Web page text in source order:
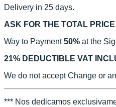
Delivery in 25 days.
ASK FOR THE TOTAL
Way to Payment50% at the
21% DEDUCTIBLE VAT
We do not accept Change or
*** Nos dedicamos